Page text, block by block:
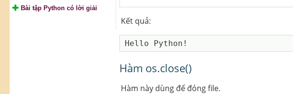
Bài tập Python có lời giải
Kết quả:
Hàm os.close()
Hàm này dùng để đóng file.